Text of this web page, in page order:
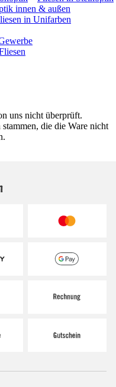
innen & außen
in Unifarben
uns nicht überprüft.
die die Ware nicht